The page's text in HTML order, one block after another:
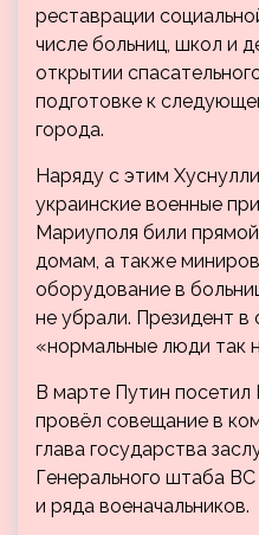
реставрации
числе больниц, школ и
открытии
подготовке к
города.
Наряду с этим
украинские военные
Мариуполя били
домам, а также
оборудование в
не убрали. Президент в
«нормальные люди так
В марте Путин
провёл совещание в
глава государства
Генерального штаба
и ряда военачальников.